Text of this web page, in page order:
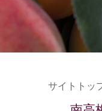
サイトトッ